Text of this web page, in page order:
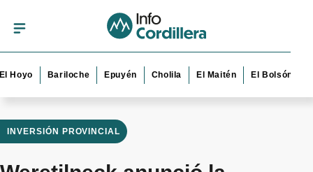
Bariloche Epuyén Cholila El Maitén El Bolsón
INVERSIÓN PROVINCIAL